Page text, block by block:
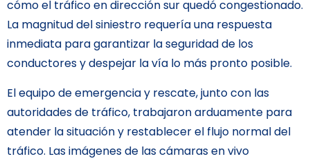
cómo el tráfico en dirección sur quedó congestionado.
La magnitud del siniestro requería una respuesta
inmediata para garantizar la seguridad de los
conductores y despejar la vía lo más pronto posible.
El equipo de emergencia y rescate, junto con las
autoridades de tráfico, trabajaron arduamente para
atender la situación y restablecer el flujo normal del
tráfico. Las imágenes de las cámaras en vivo